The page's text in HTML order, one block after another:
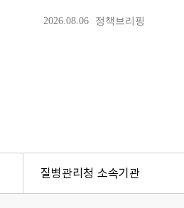
질병관리청 소속기관